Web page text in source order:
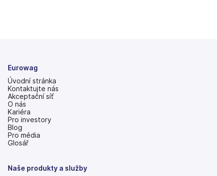
Eurowag
Úvodní stránka
Kontaktujte nás
Akceptační síť
O nás
Kariéra
Pro investory
(se
v
nových
Blog
Pro média
Glosář
Naše produkty a služby